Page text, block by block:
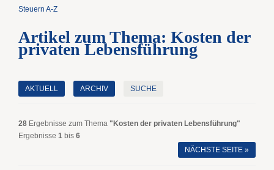
Steuern A-Z
Artikel zum Thema: Kosten der
privaten Lebensführung
AKTUELL ARCHIV SUCHE
28 Ergebnisse zum Thema "Kosten der privaten Lebensführung"
Ergebnisse 1 bis 6
NÄCHSTE SEITE »